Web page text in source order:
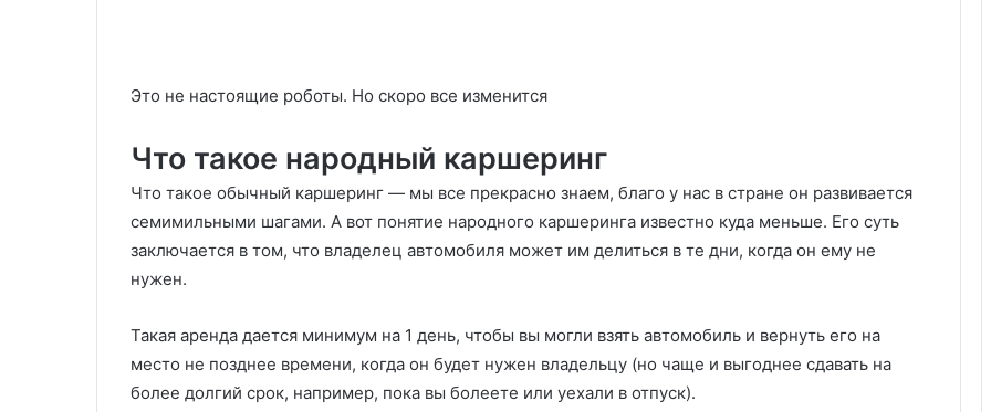
Это не настоящие роботы. Но скоро все изменится
Что такое народный каршеринг
Что такое обычный каршеринг — мы все прекрасно знаем, благо у нас в стране он развивается
семимильными шагами. А вот понятие народного каршеринга известно куда меньше. Его суть
заключается в том, что владелец автомобиля может им делиться в те дни, когда он ему не
нужен.
Такая аренда дается минимум на 1 день, чтобы вы могли взять автомобиль и вернуть его на
место не позднее времени, когда он будет нужен владельцу (но чаще и выгоднее сдавать на
более долгий срок, например, пока вы болеете или уехали в отпуск).